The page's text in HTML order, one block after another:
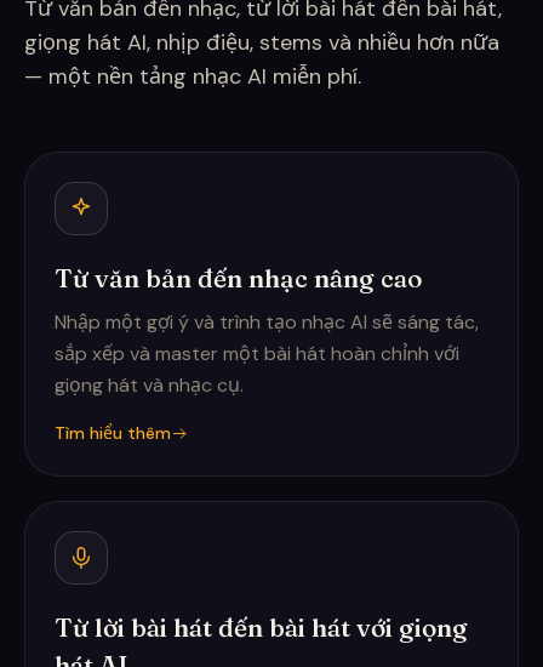
Từ văn bản đến nhạc, từ lời bài hát đến bài hát,
giọng hát AI, nhịp điệu, stems và nhiều hơn nữa
— một nền tảng nhạc AI miễn phí.
Từ văn bản đến nhạc nâng cao
Nhập một gợi ý và trình tạo nhạc AI sẽ sáng tác,
sắp xếp và master một bài hát hoàn chỉnh với
giọng hát và nhạc cụ.
Tìm hiểu thêm
Từ lời bài hát đến bài hát với giọng